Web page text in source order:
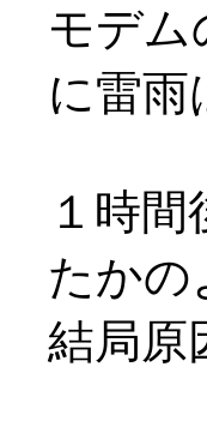
モデム
に雷雨
１時
たかの
結局原